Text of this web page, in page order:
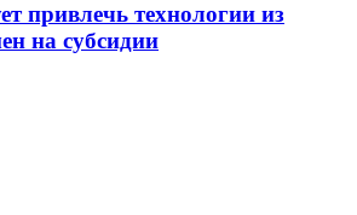
привлечь технологии из
на субсидии